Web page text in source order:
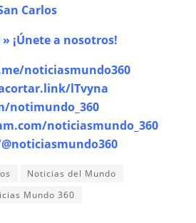
Carlos
¡Únete a nosotros!
noticiasmundo360
lTvyna
notimundo_360
noticiasmundo_360
Noticias del Mundo
Mundo 360